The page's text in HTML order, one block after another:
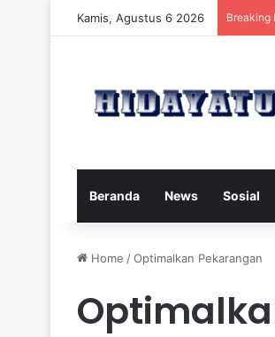
Kamis, Agustus 6 2026 Breaking
Beranda News Sosial
Home /Optimalkan Pekarangan